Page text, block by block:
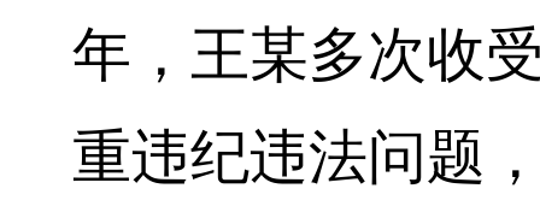
年，王某多次收
重违纪违法问题